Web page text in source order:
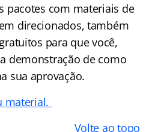
pacotes com materiais de
direcionados, também
para que você,
demonstração de como
sua aprovação.
material.
Volte ao topo